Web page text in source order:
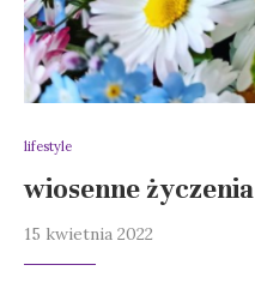
lifestyle
wiosenne życzenia
15 kwietnia 2022